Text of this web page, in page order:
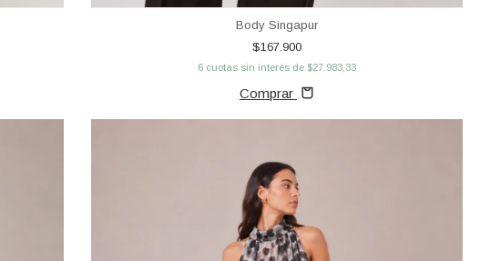
Body Singapur
$167.900
6 cuotas sin interés de $27.983,33
Comprar